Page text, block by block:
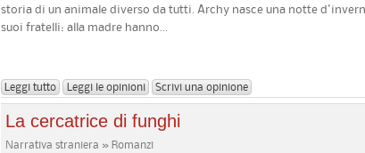
storia di un animale diverso da tutti. Archy nasce una notte
suoi fratelli: alla madre hanno...
Leggi tutto Leggi le opinioni Scrivi una opinione
La cercatrice di funghi
Narrativa straniera » Romanzi